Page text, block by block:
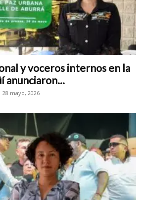
y voceros internos en la
anunciaron...
28 mayo, 2026